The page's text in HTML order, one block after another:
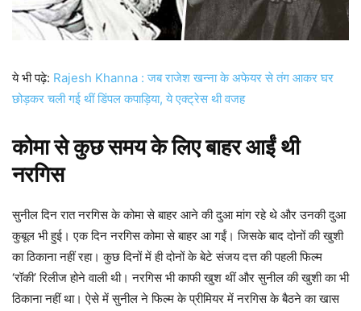
ये भी पढ़े: Rajesh Khanna : जब राजेश खन्ना के अफेयर से तंग आकर घर
छोड़कर चली गई थीं डिंपल कपाड़िया, ये एक्ट्रेस थी वजह
कोमा से कुछ समय के लिए बाहर आईं थी
नरगिस
सुनील दिन रात नरगिस के कोमा से बाहर आने की दुआ मांग रहे थे और उनकी दुआ
कुबूल भी हुई। एक दिन नरगिस कोमा से बाहर आ गईं। जिसके बाद दोनों की खुशी
का ठिकाना नहीं रहा। कुछ दिनों में ही दोनों के बेटे संजय दत्त की पहली फिल्म
‘रॉकी’ रिलीज होने वाली थी। नरगिस भी काफी खुश थीं और सुनील की खुशी का भी
ठिकाना नहीं था। ऐसे में सुनील ने फिल्म के प्रीमियर में नरगिस के बैठने का खास